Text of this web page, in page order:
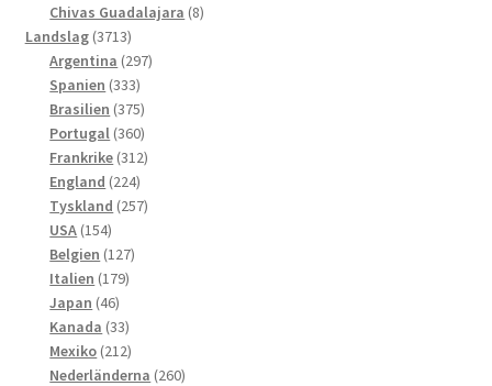
produkter
Chivas Guadalajara 88
Landslag 37133713
produkter
Argentina 297297
Spanien 333333
produkter
Brasilien 375375
produkter
Portugal 360360
produkter
Frankrike 312312
England 224224
produkter
Tyskland 257257
USA 154154
produkter
Belgien 127127
Italien 179179
Japan 4646
produkter
Kanada 3333
produkter
Mexiko 212212
produkter
Nederländerna 260260